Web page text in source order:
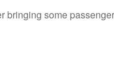
bringing some